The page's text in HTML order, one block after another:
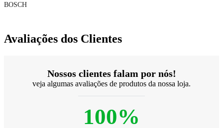
BOSCH
Avaliações dos Clientes
Nossos clientes falam por nós!
veja algumas avaliações de produtos da nossa loja.
100%